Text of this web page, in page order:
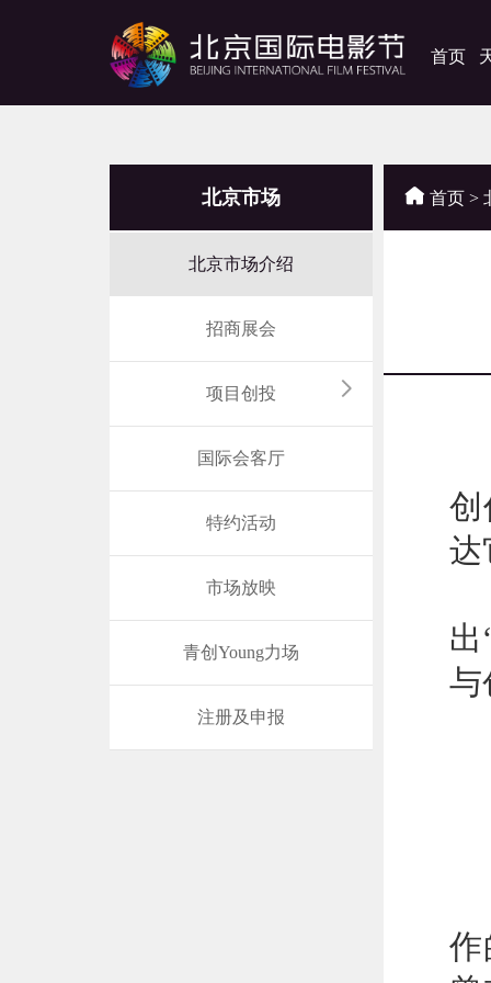
首页
北京市场
北京市场介绍
招商展会
项目创投
国际会客厅
特约活动
市场放映
青创Young力场
注册及申报
首页 >
创
达
与
作